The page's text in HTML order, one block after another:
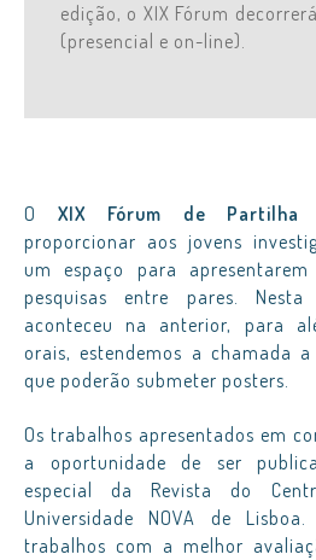
edição, o XIX Fórum
(presencial e on-line).
O XIX Fórum de Partilha
proporcionar aos jovens
um espaço para
pesquisas entre pares.
aconteceu na anterior, para
orais, estendemos a chamada
que poderão submeter posters.
Os trabalhos apresentados em
a oportunidade de ser
especial da Revista do
Universidade NOVA de
trabalhos com a melhor